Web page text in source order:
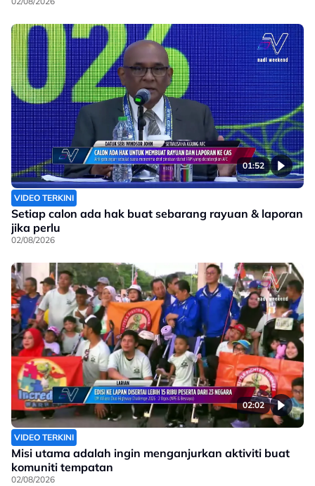
01:52
VIDEO TERKINI
Setiap calon ada hak buat sebarang rayuan & laporan
jika perlu
02/08/2026
02:02
VIDEO TERKINI
Misi utama adalah ingin menganjurkan aktiviti buat
komuniti tempatan
02/08/2026